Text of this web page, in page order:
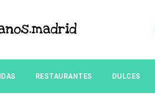
RESTAURANTES DULCES